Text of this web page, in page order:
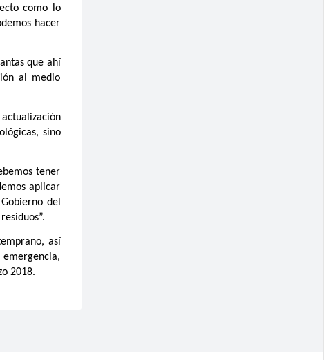
como lo
hacer
que ahí
al medio
sino
tener
aplicar
del
así
2018.